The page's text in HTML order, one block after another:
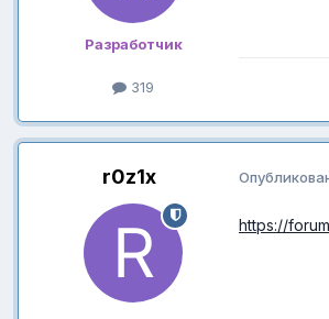
Разработчик
319
r0z1x
https://